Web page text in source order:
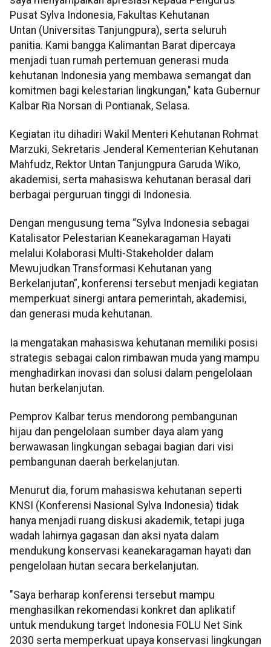
Pusat Sylva Indonesia, Fakultas Kehutanan
Untan (Universitas Tanjungpura), serta seluruh
panitia. Kami bangga Kalimantan Barat dipercaya
menjadi tuan rumah pertemuan generasi muda
kehutanan Indonesia yang membawa semangat dan
komitmen bagi kelestarian lingkungan," kata Gubernur
Kalbar Ria Norsan di Pontianak, Selasa.
Kegiatan itu dihadiri Wakil Menteri Kehutanan Rohmat
Marzuki, Sekretaris Jenderal Kementerian Kehutanan
Mahfudz, Rektor Untan Tanjungpura Garuda Wiko,
akademisi, serta mahasiswa kehutanan berasal dari
berbagai perguruan tinggi di Indonesia.
Dengan mengusung tema “Sylva Indonesia sebagai
Katalisator Pelestarian Keanekaragaman Hayati
melalui Kolaborasi Multi-Stakeholder dalam
Mewujudkan Transformasi Kehutanan yang
Berkelanjutan”, konferensi tersebut menjadi kegiatan
memperkuat sinergi antara pemerintah, akademisi,
dan generasi muda kehutanan.
Ia mengatakan mahasiswa kehutanan memiliki posisi
strategis sebagai calon rimbawan muda yang mampu
menghadirkan inovasi dan solusi dalam pengelolaan
hutan berkelanjutan.
Pemprov Kalbar terus mendorong pembangunan
hijau dan pengelolaan sumber daya alam yang
berwawasan lingkungan sebagai bagian dari visi
pembangunan daerah berkelanjutan.
Menurut dia, forum mahasiswa kehutanan seperti
KNSI (Konferensi Nasional Sylva Indonesia) tidak
hanya menjadi ruang diskusi akademik, tetapi juga
wadah lahirnya gagasan dan aksi nyata dalam
mendukung konservasi keanekaragaman hayati dan
pengelolaan hutan secara berkelanjutan.
"Saya berharap konferensi tersebut mampu
menghasilkan rekomendasi konkret dan aplikatif
untuk mendukung target Indonesia FOLU Net Sink
2030 serta memperkuat upaya konservasi lingkungan